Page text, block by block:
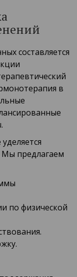
составляется
в
Мы предлагаем
по физической